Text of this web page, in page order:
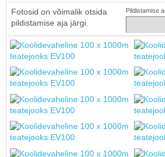
Fotosid on võimalik otsida
pildistamise aja järgi.
Pildistamise